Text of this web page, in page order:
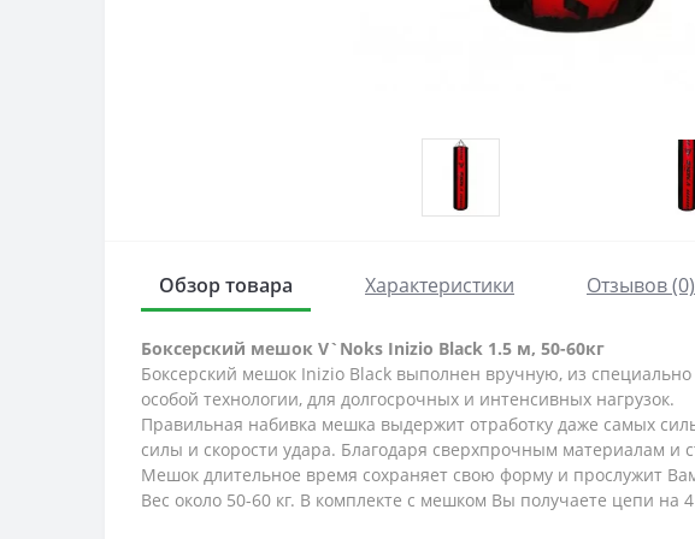
Обзор товара Характеристики Отзывов (0)
Боксерский мешок V`Noks Inizio Black 1.5 м, 50-60кг
Боксерский мешок Inizio Black выполнен вручную, из
особой технологии, для долгосрочных и интенсивных нагрузок.
Правильная набивка мешка выдержит отработку даже самых
силы и скорости удара. Благодаря сверхпрочным материалам и
Мешок длительное время сохраняет свою форму и прослужит
Вес около 50-60 кг. В комплекте с мешком Вы получаете цепи на